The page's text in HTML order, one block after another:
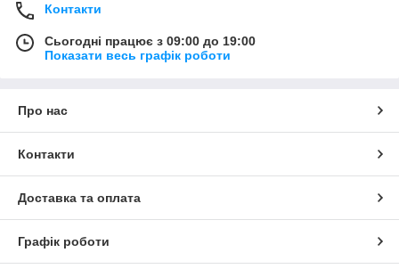
Контакти
Сьогодні працює з 09:00 до 19:00
Показати весь графік роботи
Про нас
Контакти
Доставка та оплата
Графік роботи